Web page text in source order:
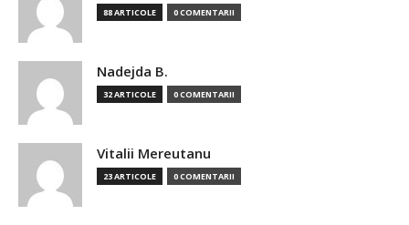
88 ARTICOLE 0 COMENTARII
Nadejda B.
32 ARTICOLE 0 COMENTARII
Vitalii Mereutanu
23 ARTICOLE 0 COMENTARII